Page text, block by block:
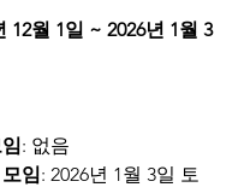
12월 1일 ~ 2026년 1월 3
: 없음
임: 2026년 1월 3일 토